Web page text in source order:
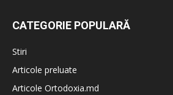
CATEGORIE POPULARĂ
Stiri
Articole preluate
Articole Ortodoxia.md